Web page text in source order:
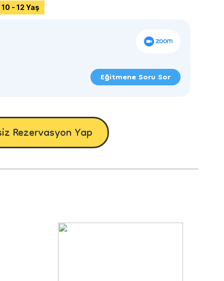
10 - 12 Yaş
Eğitmene Soru Sor
Rezervasyon Yap